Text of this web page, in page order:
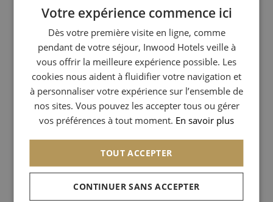
René Socca
, le spectacle commence dès la file d'attente, en
admirant le maître socca-man manier les plaques géantes sortant
du four.
L’expérience : Commandez au comptoir et installez-vous sur les
bancs en bois pour une immersion totale dans le tumulte niçois.
Chez Thérésa : Le charme du
Cours Saleya
Si vous flânez entre les étals du marché aux fleurs le matin,
cherchez le stand deChez Thérésa. Depuis les années 20, la socca
snack parfait à grignoter entre deux bouquets de mimosas.
FRENCH
ENGLISH
GERMAN
ITALIAN
Votre expérience commence ici
Dès votre première visite en ligne, comme
pendant de votre séjour, Inwood Hotels veille à
vous offrir la meilleure expérience possible. Les
cookies nous aident à fluidifier votre navigation et
à personnaliser votre expérience sur l’ensemble de
nos sites. Vous pouvez les accepter tous ou gérer
vos préférences à tout moment. En savoir plus
TOUT ACCEPTER
CONTINUER SANS ACCEPTER